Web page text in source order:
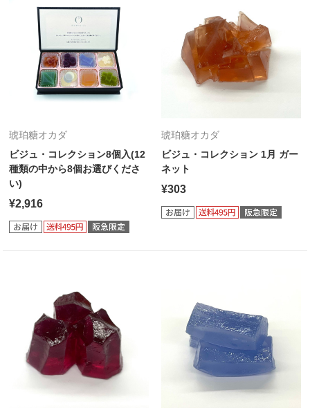
琥珀糖オカダ
ビジュ・コレクション8個入(12
種類の中から8個お選びくださ
い)
¥2,916
琥珀糖オカダ
ビジュ・コレクション 1月 ガー
ネット
¥303